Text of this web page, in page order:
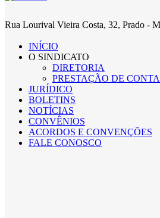
Rua Lourival Vieira Costa, 32, Prado -
INÍCIO
O SINDICATO
DIRETORIA
PRESTAÇÃO DE
JURÍDICO
BOLETINS
NOTÍCIAS
CONVÊNIOS
ACORDOS E CONVENÇÕES
FALE CONOSCO